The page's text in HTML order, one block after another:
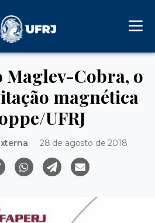
Maglev-Cobra, o
magnética
UFRJ
28 de agosto de 2018